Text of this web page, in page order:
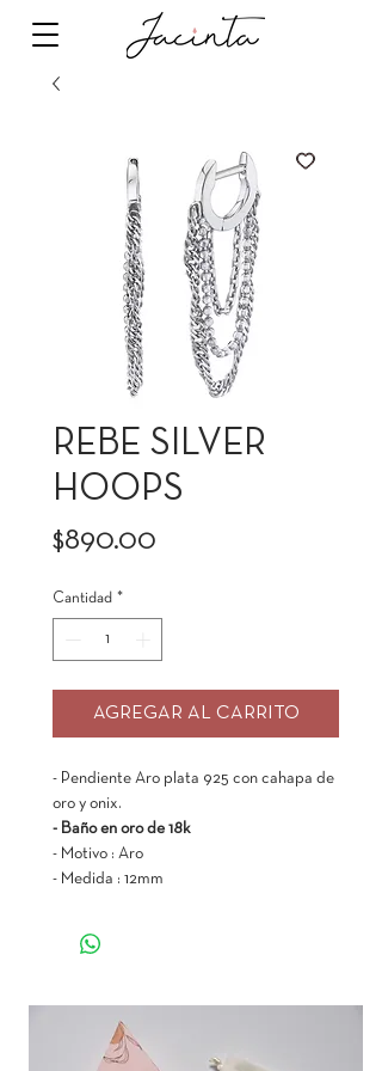
REBE SILVER
HOOPS
$890.00
Cantidad *
AGREGAR AL CARRITO
- Pendiente Aro plata 925 con cahapa de
oro y onix.
- Baño en oro de 18k
- Motivo : Aro
- Medida : 12mm